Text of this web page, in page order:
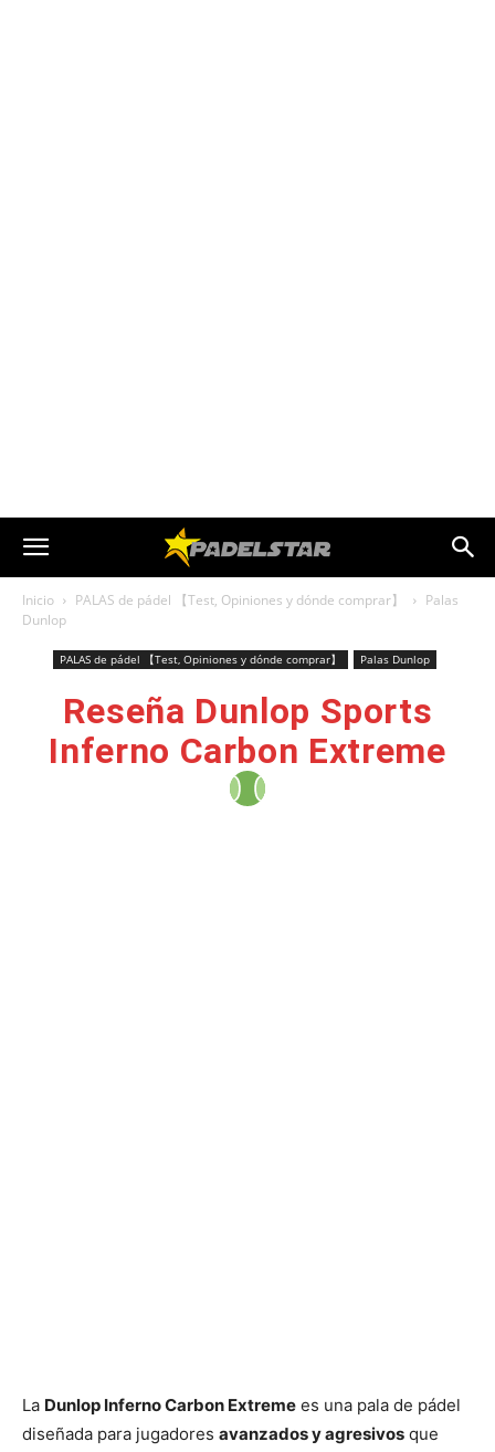
Inicio PALAS de pádel 【Test, Opiniones y dónde comprar】
Palas
Dunlop
PALAS de pádel 【Test, Opiniones y dónde comprar】 Palas Dunlop
Reseña Dunlop Sports
Inferno Carbon Extreme
La Dunlop Inferno Carbon Extreme es una pala de pádel
diseñada para jugadores avanzados y agresivos que